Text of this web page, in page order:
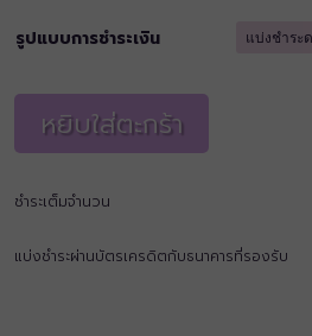
฿247,000.00.
รูปแบบการชำระเงิน
หยิบใส่ตะกร้า
ชำระเต็มจำนวน
แบ่งชำระผ่านบัตรเครดิตกับธนาคารที่รองรับ